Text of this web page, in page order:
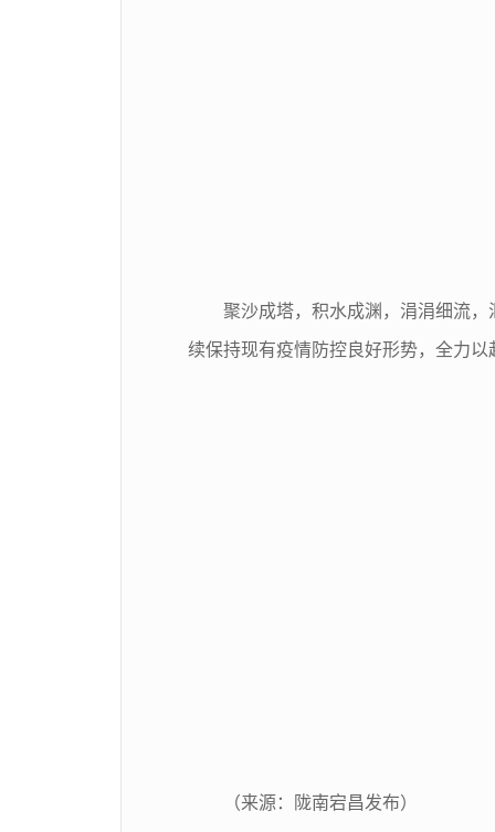
聚沙成塔，积水成渊，涓涓细流
续保持现有疫情防控良好形势，全力以
（来源：陇南宕昌发布）